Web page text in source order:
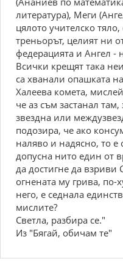
литература), Меги
цялото учителско
треньорът, целият ни
федерацията и Ангел -
Всички крещят така
са хванали опашката
Халеева комета,
че аз съм застанал
звездна или
подозира, че ако
наляво и надясно, то е
допусна нито един от
да достигне да
огнената му грива, по-
него, е седнала
мислите?
Светла, разбира се."
Из "Бягай, обичам те"